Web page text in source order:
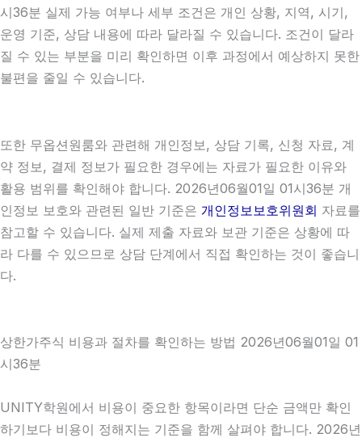
시36분 실제 가능 여부나 세부 조건은 개인 상황, 지역, 시기,
운영 기준, 상담 내용에 따라 달라질 수 있습니다. 조건이 달라
질 수 있는 부분을 미리 확인하면 이후 과정에서 예상하지 못한
불편을 줄일 수 있습니다.
또한 무옵션원룸와 관련해 개인정보, 상담 기록, 신청 자료, 계
약 정보, 결제 정보가 필요한 경우에는 자료가 필요한 이유와
활용 범위를 확인해야 합니다. 2026년06월01일 01시36분 개
인정보 보호와 관련된 일반 기준은 개인정보보호위원회 자료를
참고할 수 있습니다. 실제 제출 자료와 보관 기준은 상황에 따
라 다를 수 있으므로 상담 단계에서 직접 확인하는 것이 좋습니
다.
상한가주식 비용과 절차를 확인하는 방법 2026년06월01일 01
시36분
UNITY학원에서 비용이 중요한 항목이라면 단순 금액만 확인
하기보다 비용이 정해지는 기준을 함께 살펴야 합니다. 2026년